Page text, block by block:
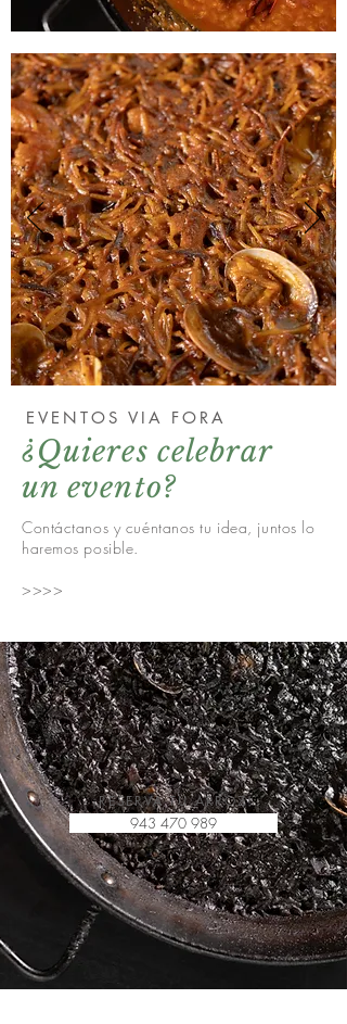
EVENTOS VIA FORA
¿Quieres celebrar
un evento?
Contáctanos y cuéntanos tu idea, juntos lo
haremos posible.
>>>>
¡RESERVA TU ARROZ!
943 470 989